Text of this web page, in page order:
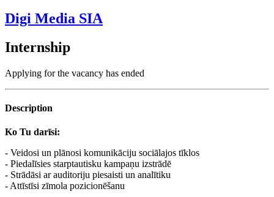
Digi Media SIA
Internship
Applying for the vacancy has ended
Description
Ko Tu darīsi:
- Veidosi un plānosi komunikāciju sociālajos tīklos
- Piedalīsies starptautisku kampaņu izstrādē
- Strādāsi ar auditoriju piesaisti un analītiku
- Attīstīsi zīmola pozicionēšanu